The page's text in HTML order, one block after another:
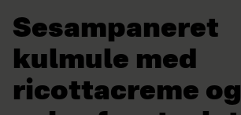
Sesampaneret
kulmule med
ricottacreme og